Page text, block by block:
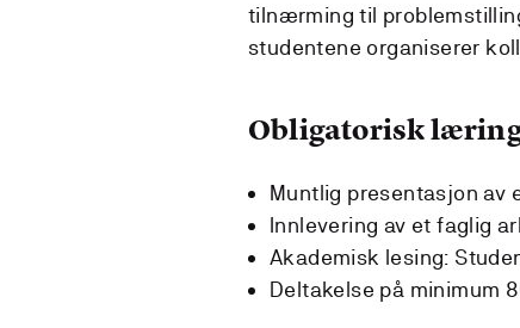
tilnærming til
studentene organiserer
Obligatorisk
Muntlig presentasjon av
Innlevering av et faglig
Akademisk lesing:
Deltakelse på minimum